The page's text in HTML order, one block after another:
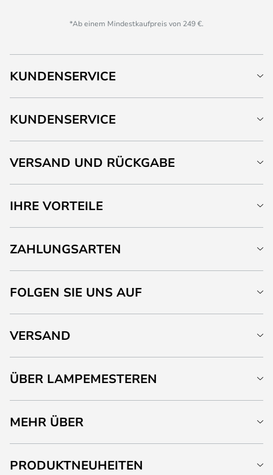
*Ab einem Mindestkaufpreis von 249 €.
KUNDENSERVICE
KUNDENSERVICE
VERSAND UND RÜCKGABE
IHRE VORTEILE
ZAHLUNGSARTEN
FOLGEN SIE UNS AUF
VERSAND
ÜBER LAMPEMESTEREN
MEHR ÜBER
PRODUKTNEUHEITEN